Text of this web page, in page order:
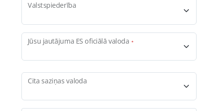
Valstspiederība
Jūsu jautājuma ES oficiālā valoda
Cita saziņas valoda